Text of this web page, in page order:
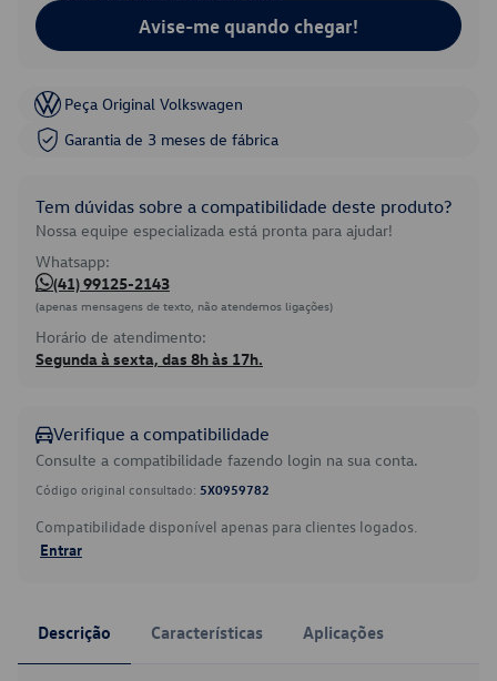
Avise-me quando chegar!
Peça Original Volkswagen
Garantia de 3 meses de fábrica
Tem dúvidas sobre a compatibilidade deste produto?
Nossa equipe especializada está pronta para ajudar!
Whatsapp:
(41) 99125-2143
(apenas mensagens de texto, não atendemos ligações)
Horário de atendimento:
Segunda à sexta, das 8h às 17h.
Verifique a compatibilidade
Consulte a compatibilidade fazendo login na sua conta.
Código original consultado: 5X0959782
Compatibilidade disponível apenas para clientes logados.
Entrar
Descrição Características Aplicações